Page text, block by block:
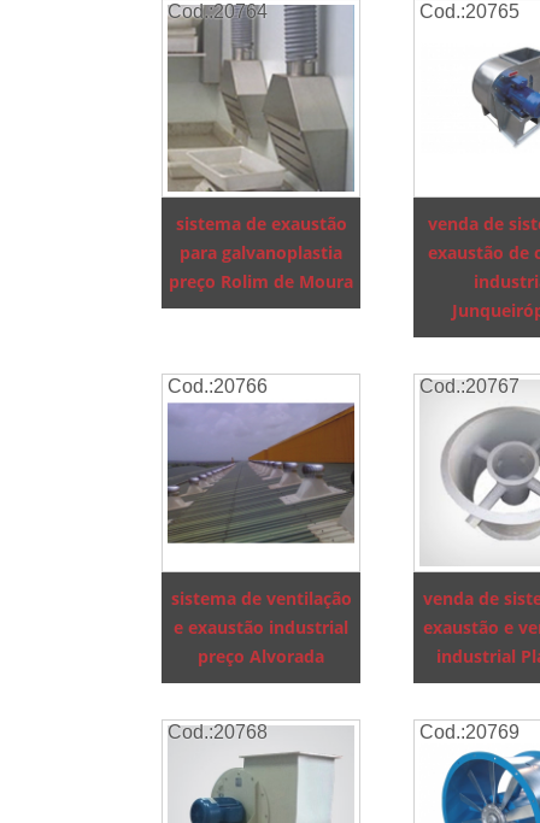
Cod.:20764
sistema de exaustão
para galvanoplastia
preço Rolim de Moura
Cod.:20765
venda de
exaustão de
Cod.:20766
sistema de ventilação
e exaustão industrial
preço Alvorada
Cod.:20767
venda de
exaustão e
industrial
Cod.:20768 Cod.:20769